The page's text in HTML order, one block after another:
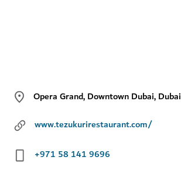
Opera Grand, Downtown Dubai, Dubai
www.tezukurirestaurant.com/
+971 58 141 9696